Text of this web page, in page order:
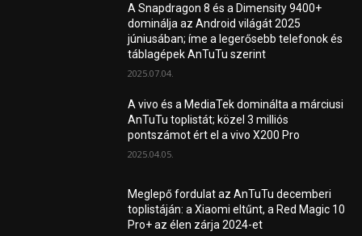
A Snapdragon 8 és a Dimensity 9400+
dominálja az Android világát 2025
júniusában; íme a legerősebb telefonok és
táblagépek AnTuTu szerint
2025.07.04.
A vivo és a MediaTek dominálta a márciusi
AnTuTu toplistát; közel 3 milliós
pontszámot ért el a vivo X200 Pro
2025.04.05.
Meglepő fordulat az AnTuTu decemberi
toplistáján: a Xiaomi eltűnt, a Red Magic 10
Pro+ az élen zárja 2024-et